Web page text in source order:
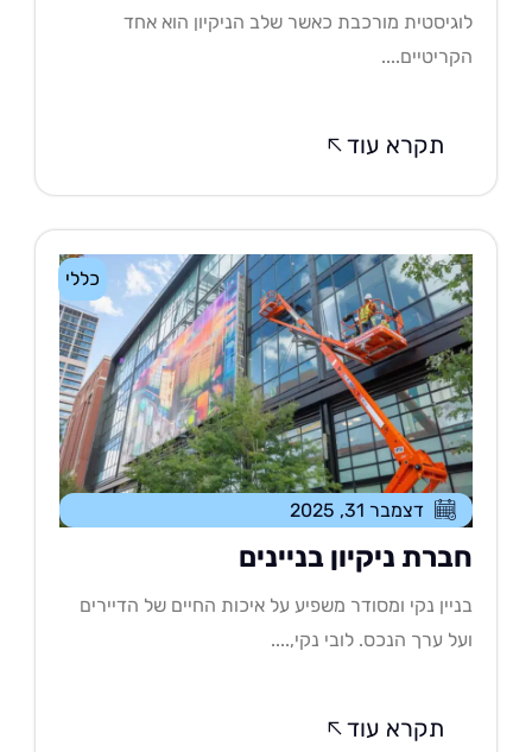
מורכבת כאשר שלב הניקיון הוא אחד
תקרא עוד
כללי
דצמבר 31, 2025
ניקיון בניינים
נקי ומסודר משפיע על איכות החיים של הדיירים
ערך הנכס. לובי נקי,....
תקרא עוד